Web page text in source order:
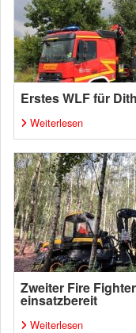
Erstes WLF für
Weiterlesen
Zweiter Fire
einsatzbereit
Weiterlesen